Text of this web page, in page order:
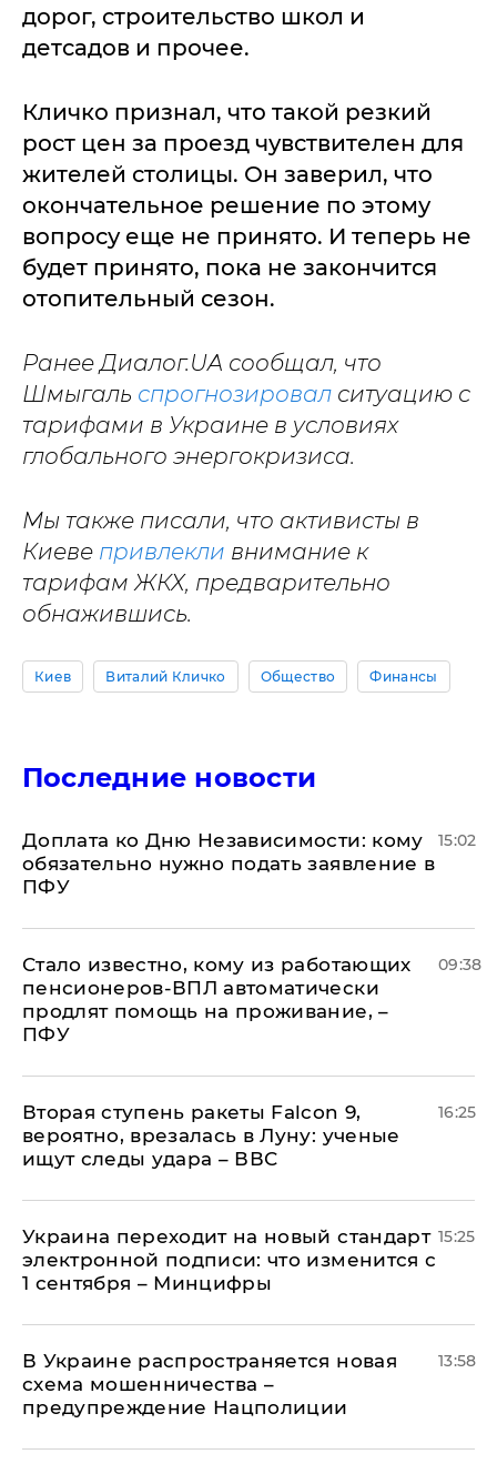
дорог, строительство школ и
детсадов и прочее.
Кличко признал, что такой резкий
рост цен за проезд чувствителен для
жителей столицы. Он заверил, что
окончательное решение по этому
вопросу еще не принято. И теперь не
будет принято, пока не закончится
отопительный сезон.
Ранее Диалог.UA сообщал, что
Шмыгаль спрогнозировал ситуацию с
тарифами в Украине в условиях
глобального энергокризиса.
Мы также писали, что активисты в
Киеве привлекли внимание к
тарифам ЖКХ, предварительно
обнажившись.
Киев Виталий Кличко Общество Финансы
Последние новости
Доплата ко Дню Независимости: кому
обязательно нужно подать заявление в
ПФУ
15:02
Стало известно, кому из работающих
пенсионеров-ВПЛ автоматически
продлят помощь на проживание, –
ПФУ
09:38
Вторая ступень ракеты Falcon 9,
вероятно, врезалась в Луну: ученые
ищут следы удара – ВВС
16:25
Украина переходит на новый стандарт
электронной подписи: что изменится с
1 сентября – Минцифры
15:25
В Украине распространяется новая
схема мошенничества –
предупреждение Нацполиции
13:58